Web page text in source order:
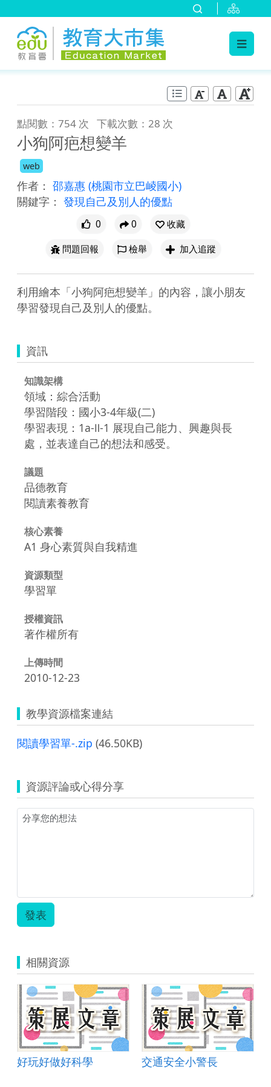
點閱數：754 次 下載次數：28 次
小狗阿疤想變羊
web
作者： 邵嘉惠 (桃園市立巴崚國小)
關鍵字： 發現自己及別人的優點
0 0
收藏
問題回報
檢舉 加入追蹤
利用繪本「小狗阿疤想變羊」的內容，讓小朋友
學習發現自己及別人的優點。
資訊
知識架構
領域：綜合活動
學習階段：國小3-4年級(二)
學習表現：1a-Ⅱ-1 展現自己能力、興趣與長
處，並表達自己的想法和感受。
議題
品德教育
閱讀素養教育
核心素養
A1 身心素質與自我精進
資源類型
學習單
授權資訊
著作權所有
上傳時間
2010-12-23
教學資源檔案連結
閱讀學習單-.zip (46.50KB)
資源評論或心得分享
發表
相關資源
好玩好做好科學 交通安全小警長